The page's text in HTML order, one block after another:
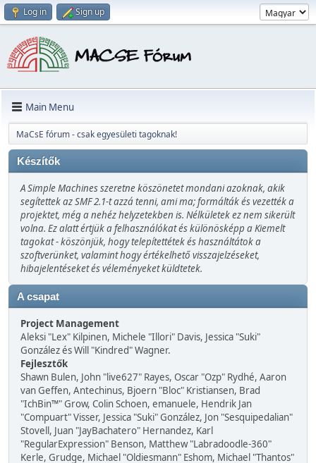
Log in Sign up
Main Menu
MaCsE fórum - csak egyesületi tagoknak!
Készítők
A Simple Machines szeretne köszönetet mondani azoknak, akik
segítettek az SMF 2.1-t azzá tenni, ami ma; formálták és vezették a
projektet, még a nehéz helyzetekben is. Nélkületek ez nem sikerült
volna. Ez alatt értjük a felhasználókat és különösképp a Kiemelt
tagokat - köszönjük, hogy telepítettétek és használtátok a
szoftverünket, valamint hogy értékelhető visszajelzéseket,
hibajelentéseket és véleményeket küldtetek.
A csapat
Project Management
Aleksi "Lex" Kilpinen, Michele "Illori" Davis, Jessica "Suki"
González és Will "Kindred" Wagner.
Fejlesztők
Shawn Bulen, John "live627" Rayes, Oscar "Ozp" Rydhé, Aaron
van Geffen, Antechinus, Bjoern "Bloc" Kristiansen, Brad
"IchBin™" Grow, Colin Schoen, emanuele, Hendrik Jan
"Compuart" Visser, Jessica "Suki" González, Jon "Sesquipedalian"
Stovell, Juan "JayBachatero" Hernandez, Karl
"RegularExpression" Benson, Matthew "Labradoodle-360"
Kerle, Grudge, Michael "Oldiesmann" Eshom, Michael "Thantos"